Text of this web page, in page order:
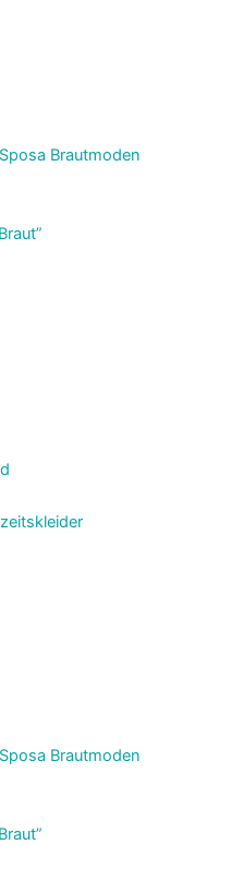
Brautmoden
Brautmoden